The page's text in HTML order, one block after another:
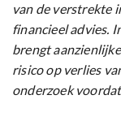
van de verstrekte
financieel advies.
brengt
risico op verlies
onderzoek